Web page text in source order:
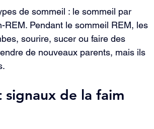
de sommeil : le sommeil par
Pendant le sommeil REM, les
sourire, sucer ou faire des
de nouveaux parents, mais ils
de la faim